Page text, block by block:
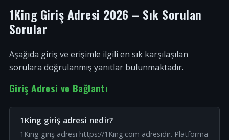
1King Giriş Adresi 2026 – Sık Sorulan
Sorular
Aşağıda giriş ve erişimle ilgili en sık karşılaşılan
sorulara doğrulanmış yanıtlar bulunmaktadır.
Giriş Adresi ve Bağlantı
1King giriş adresi nedir?
1King giriş adresi https://1King.com adresidir. Platforma